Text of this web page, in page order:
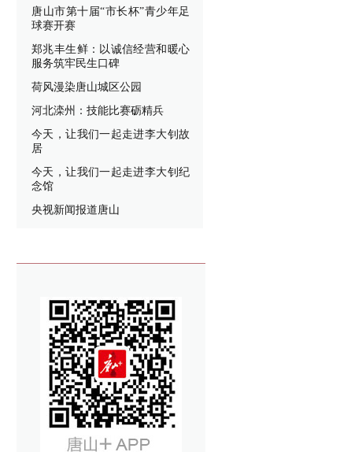
唐山市第十届“市长杯”青少年足
球赛开赛
郑兆丰生鲜：以诚信经营和暖心
服务筑牢民生口碑
荷风漫染唐山城区公园
河北滦州：技能比赛砺精兵
今天，让我们一起走进李大钊故
居
今天，让我们一起走进李大钊纪
念馆
央视新闻报道唐山